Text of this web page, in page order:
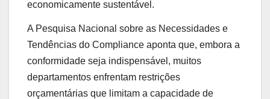
economicamente sustentável.
A Pesquisa Nacional sobre as Necessidades e
Tendências do Compliance aponta que, embora a
conformidade seja indispensável, muitos
departamentos enfrentam restrições
orçamentárias que limitam a capacidade de